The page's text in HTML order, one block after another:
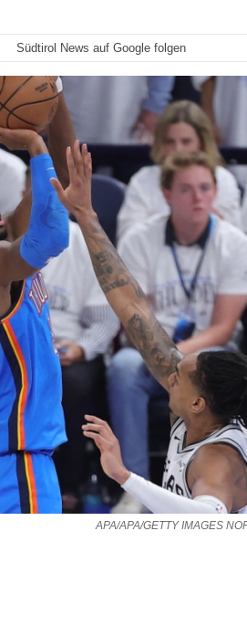
Südtirol News auf Google folgen
APA/APA/GETTY IMAGES